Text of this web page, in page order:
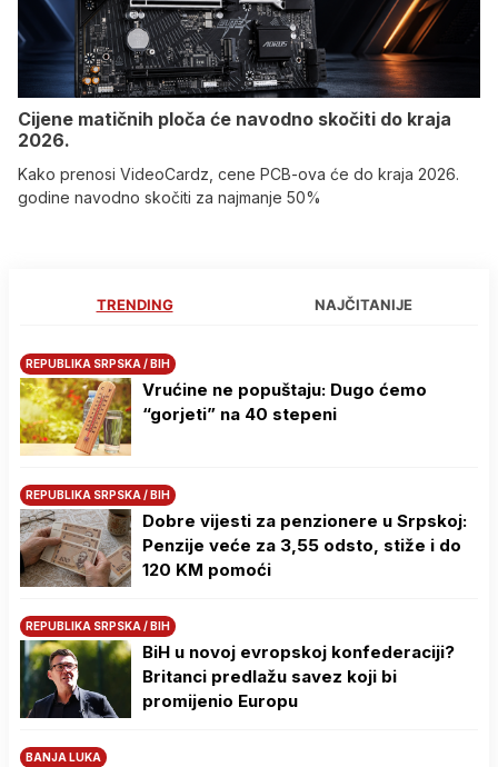
Cijene matičnih ploča će navodno skočiti do kraja
2026.
Kako prenosi VideoCardz, cene PCB-ova će do kraja 2026.
godine navodno skočiti za najmanje 50%
TRENDING NAJČITANIJE
REPUBLIKA SRPSKA / BIH
Vrućine ne popuštaju: Dugo ćemo
“gorjeti” na 40 stepeni
REPUBLIKA SRPSKA / BIH
Dobre vijesti za penzionere u Srpskoj:
Penzije veće za 3,55 odsto, stiže i do
120 KM pomoći
REPUBLIKA SRPSKA / BIH
BiH u novoj evropskoj konfederaciji?
Britanci predlažu savez koji bi
promijenio Europu
BANJA LUKA